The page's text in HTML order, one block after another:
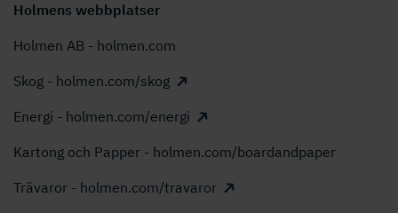
Holmens webbplatser
Holmen AB - holmen.com
Skog - holmen.com/skog
Energi - holmen.com/energi
Kartong och Papper - holmen.com/boardandpaper
Trävaror - holmen.com/travaror